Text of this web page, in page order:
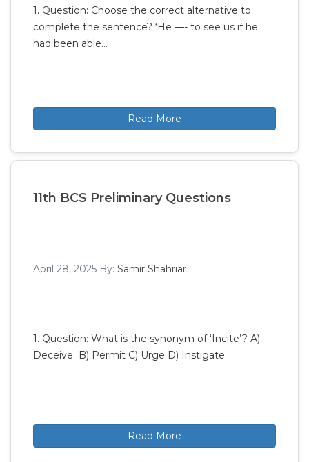
1. Question: Choose the correct alternative to
complete the sentence? ‘He —- to see us if he
had been able…
Read More
11th BCS Preliminary Questions
April 28, 2025 By: Samir Shahriar
1. Question: What is the synonym of ‘Incite’? A)
Deceive B) Permit C) Urge D) Instigate
Read More